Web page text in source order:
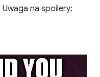
na spoilery: